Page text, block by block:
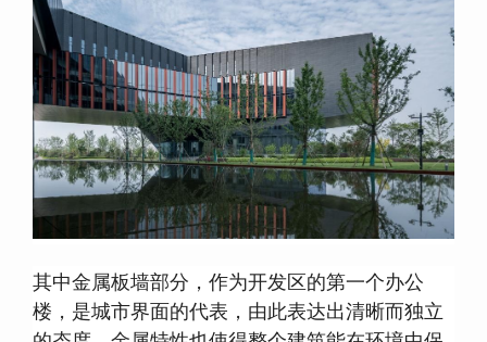
其中金属板墙部分，作为开发区的第一个办公
楼，是城市界面的代表，由此表达出清晰而独立